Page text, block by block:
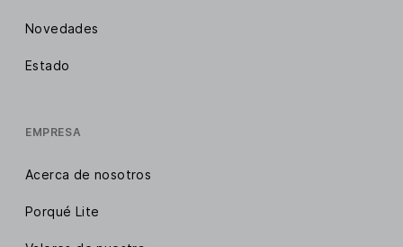
Novedades
Estado
EMPRESA
Acerca de nosotros
Porqué Lite